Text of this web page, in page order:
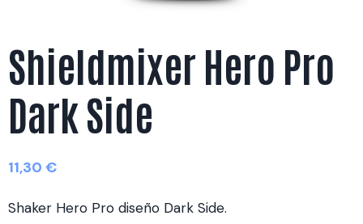
Shieldmixer Hero Pro
Dark Side
11,30 €
Shaker Hero Pro diseño Dark Side.